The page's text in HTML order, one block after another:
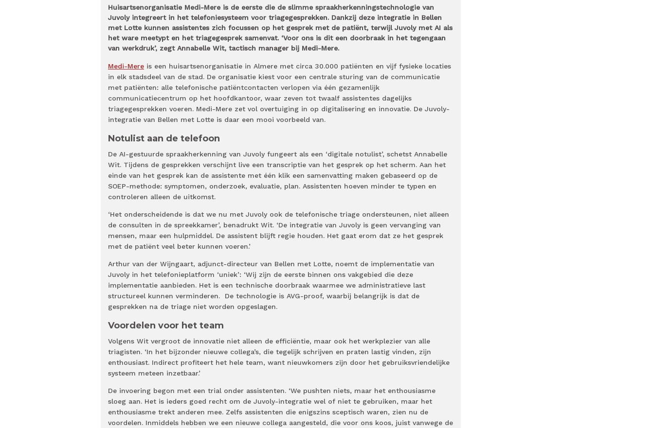
Huisartsenorganisatie Medi-Mere is de eerste die de slimme spraakherkenningstechnologie van
Juvoly integreert in het telefoniesysteem voor triagegesprekken. Dankzij deze integratie in Bellen
met Lotte kunnen assistentes zich focussen op het gesprek met de patiënt, terwijl Juvoly met AI als
het ware meetypt en het triagegesprek samenvat. ‘Voor ons is dit een doorbraak in het tegengaan
van werkdruk’, zegt Annabelle Wit, tactisch manager bij Medi-Mere.
Medi-Mere is een huisartsenorganisatie in Almere met circa 30.000 patiënten en vijf fysieke locaties
in elk stadsdeel van de stad. De organisatie kiest voor een centrale sturing van de communicatie
met patiënten: alle telefonische patiëntcontacten verlopen via één gezamenlijk
communicatiecentrum op het hoofdkantoor, waar zeven tot twaalf assistentes dagelijks
triagegesprekken voeren. Medi-Mere zet vol overtuiging in op digitalisering en innovatie. De Juvoly-
integratie van Bellen met Lotte is daar een mooi voorbeeld van.
Notulist aan de telefoon
De AI-gestuurde spraakherkenning van Juvoly fungeert als een ‘digitale notulist’, schetst Annabelle
Wit. Tijdens de gesprekken verschijnt live een transcriptie van het gesprek op het scherm. Aan het
einde van het gesprek kan de assistente met één klik een samenvatting maken gebaseerd op de
SOEP-methode: symptomen, onderzoek, evaluatie, plan. Assistenten hoeven minder te typen en
controleren alleen de uitkomst.
‘Het onderscheidende is dat we nu met Juvoly ook de telefonische triage ondersteunen, niet alleen
de consulten in de spreekkamer’, benadrukt Wit. ‘De integratie van Juvoly is geen vervanging van
mensen, maar een hulpmiddel. De assistent blijft regie houden. Het gaat erom dat ze het gesprek
met de patiënt veel beter kunnen voeren.’
Arthur van der Wijngaart, adjunct-directeur van Bellen met Lotte, noemt de implementatie van
Juvoly in het telefonieplatform ‘uniek’: ‘Wij zijn de eerste binnen ons vakgebied die deze
implementatie aanbieden. Het is een technische doorbraak waarmee we administratieve last
structureel kunnen verminderen.
De technologie is AVG-proof, waarbij belangrijk is dat de
gesprekken na de triage niet worden opgeslagen.
Voordelen voor het team
Volgens Wit vergroot de innovatie niet alleen de efficiëntie, maar ook het werkplezier van alle
triagisten. ‘In het bijzonder nieuwe collega’s, die tegelijk schrijven en praten lastig vinden, zijn
enthousiast. Indirect profiteert het hele team, want nieuwkomers zijn door het gebruiksvriendelijke
systeem meteen inzetbaar.’
De invoering begon met een trial onder assistenten. ‘We pushten niets, maar het enthousiasme
sloeg aan. Het is ieders goed recht om de Juvoly-integratie wel of niet te gebruiken, maar het
enthousiasme trekt anderen mee. Zelfs assistenten die enigszins sceptisch waren, zien nu de
voordelen. Inmiddels hebben we een nieuwe collega aangesteld, die voor ons koos, juist vanwege de